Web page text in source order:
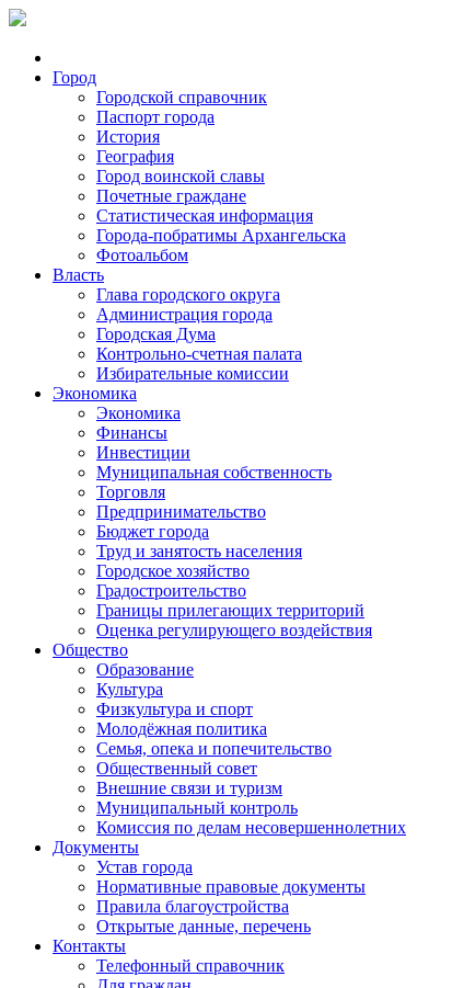
Город
Городской справочник
Паспорт города
История
География
Город воинской славы
Почетные граждане
Статистическая информация
Города-побратимы Архангельска
Фотоальбом
Власть
Глава городского округа
Администрация города
Городская Дума
Контрольно-счетная палата
Избирательные комиссии
Экономика
Экономика
Финансы
Инвестиции
Муниципальная собственность
Торговля
Предпринимательство
Бюджет города
Труд и занятость населения
Городское хозяйство
Градостроительство
Границы прилегающих территорий
Оценка регулирующего воздействия
Общество
Образование
Культура
Физкультура и спорт
Молодёжная политика
Семья, опека и попечительство
Общественный совет
Внешние связи и туризм
Муниципальный контроль
Комиссия по делам несовершеннолетних
Документы
Устав города
Нормативные правовые документы
Правила благоустройства
Открытые данные, перечень
Контакты
Телефонный справочник